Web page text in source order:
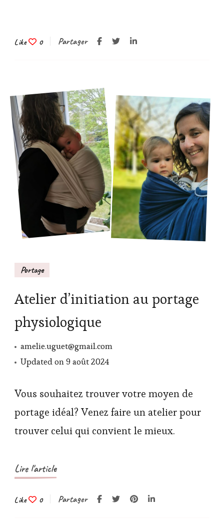
Like 0 Partager
Portage
Atelier d’initiation au portage
physiologique
amelie.uguet@gmail.com
Updated on9 août 2024
Vous souhaitez trouver votre moyen de
portage idéal? Venez faire un atelier pour
trouver celui qui convient le mieux.
Lire l'article
Like 0 Partager